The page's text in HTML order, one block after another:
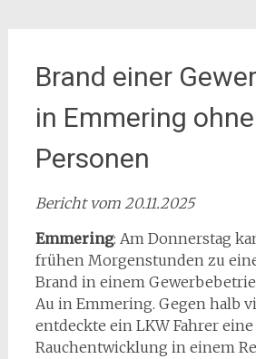
Brand einer
in Emmering
Personen
Bericht vom 20.11.2025
Emmering: Am Donnerstag
frühen Morgenstunden zu
Brand in einem
Au in Emmering. Gegen halb
entdeckte ein LKW Fahrer eine
Rauchentwicklung in einem